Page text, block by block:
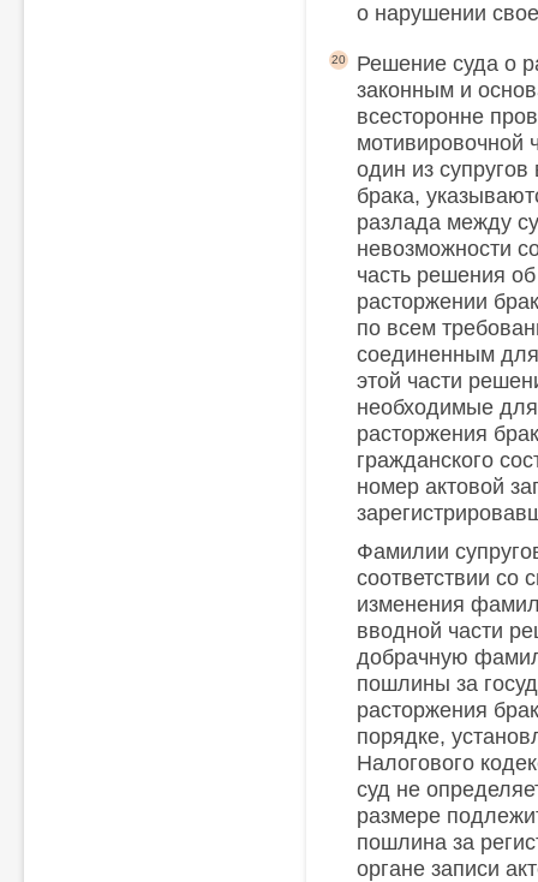
о нарушении
Решение суда о
законным и
всесторонне
мотивировочной
один из
брака,
разлада между
невозможности
часть решения
расторжении
по всем
соединенным
этой части
необходимые для
расторжения
гражданского
номер актовой
Фамилии
соответствии со
изменения
вводной части
добрачную
пошлины за
расторжения
порядке,
Налогового
суд не
размере
пошлина за
органе записи
20